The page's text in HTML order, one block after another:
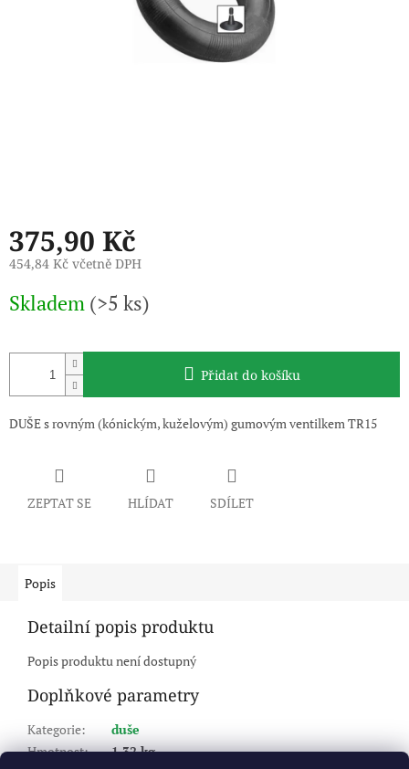
375,90 Kč
454,84 Kč včetně DPH
cena:
Skladem (>5 ks)
Přidat do košíku
DUŠE s rovným (kónickým, kuželovým) gumovým ventilkem TR15
ZEPTAT SE HLÍDAT SDÍLET
Popis
Detailní popis produktu
Popis produktu není dostupný
Doplňkové parametry
Kategorie:
duše
Hmotnost:
1.32 kg